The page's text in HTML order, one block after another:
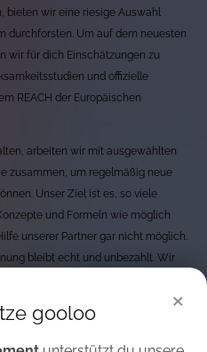
bieten wir eine riesige Auswahl
durchforsten. Um auf dem neuesten
wir für dich Einschätzungen zu
und offizielle
REACH der Europäischen
arbeiten wir mit ausgewählten
zusammen, um regelmäßig neue
Unser Ziel ist es, so viele
und Formeln wie möglich
unserer Partner gar nicht möglich.
bleibt echt und unbezahlt. Wir
Beiträgen unserer
×
gooloo